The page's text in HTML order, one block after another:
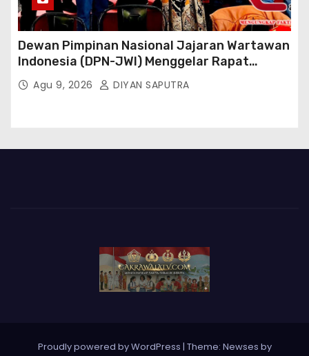
Dewan Pimpinan Nasional Jajaran Wartawan
Indonesia (DPN-JWI) Menggelar Rapat
Konsolidasi Dan Restrukturisasi Di Jakarta
Agu 9, 2026 DIYAN SAPUTRA
Proudly powered by WordPress | Theme: Newses by